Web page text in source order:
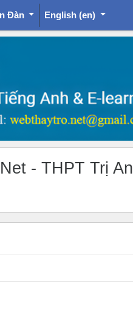
Đàn English ‎(en)‎
- THPT Trị An